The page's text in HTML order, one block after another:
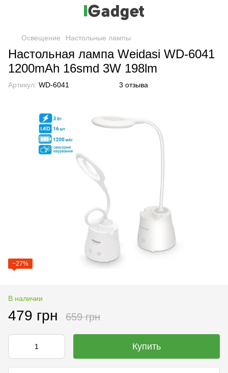
Освещение Настольные лампы
Настольная лампа Weidasi WD-6041
1200mAh 16smd 3W 198lm
Артикул: WD-6041 3 отзыва
−27%
В наличии
479 грн 659 грн
Купить